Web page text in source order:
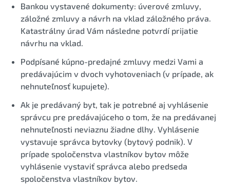
Bankou vystavené dokumenty: úverové zmluvy,
záložné zmluvy a návrh na vklad záložného práva.
Katastrálny úrad Vám následne potvrdí prijatie
návrhu na vklad.
Podpísané kúpno-predajné zmluvy medzi Vami a
predávajúcim v dvoch vyhotoveniach (v prípade, ak
nehnuteľnosť kupujete).
Ak je predávaný byt, tak je potrebné aj vyhlásenie
správcu pre predávajúceho o tom, že na predávanej
nehnuteľnosti neviaznu žiadne dlhy. Vyhlásenie
vystavuje správca bytovky (bytový podnik). V
prípade spoločenstva vlastníkov bytov môže
vyhlásenie vystaviť správca alebo predseda
spoločenstva vlastníkov bytov.